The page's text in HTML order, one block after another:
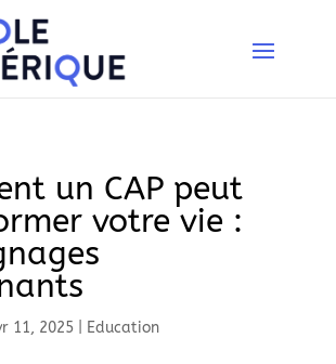
un CAP peut
votre vie :
11, 2025| Education